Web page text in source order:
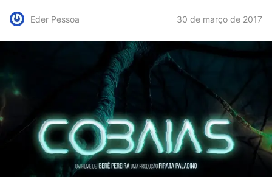
Eder Pessoa 30 de março de 2017